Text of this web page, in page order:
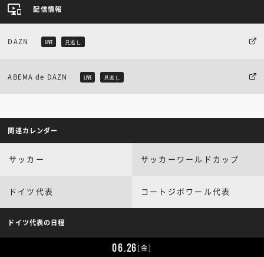
配信情報
DAZN LIVE 見逃し
ABEMA de DAZN LIVE 見逃し
関連カレンダー
サッカー サッカーワールドカップ
ドイツ代表 コートジボワール代表
ドイツ代表の日程
06.26[金]